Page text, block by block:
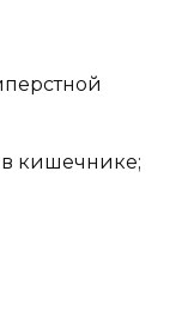
кишечнике;